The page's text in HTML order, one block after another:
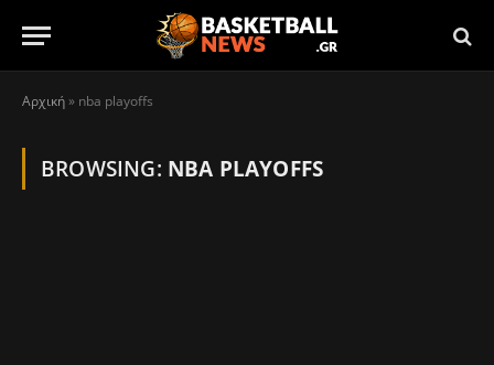
Αρχική» nba playoffs
BROWSING: NBA PLAYOFFS